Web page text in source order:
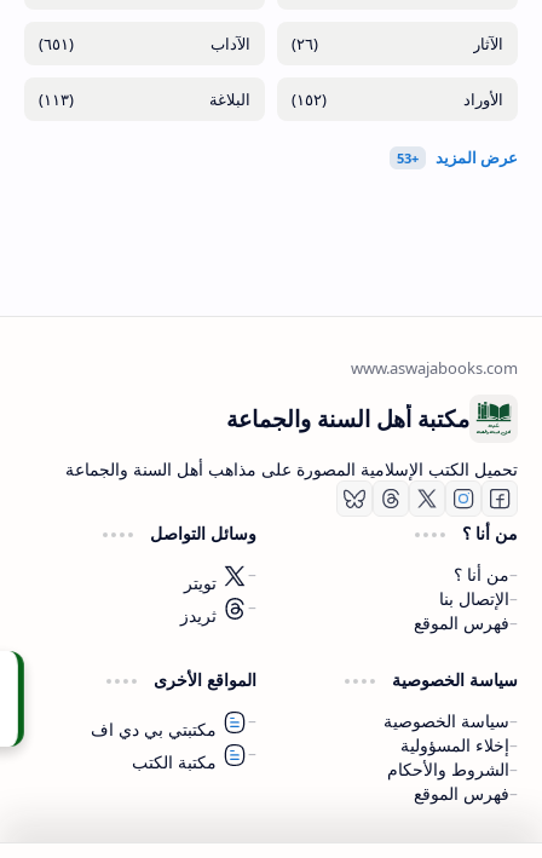
(٢٦) (٦٥١)
(١٥٢) (١١٣)
اشترك الآن
اشترك في قناتنا على تليجرام
مكتبة أهل السنة والجماعة
تحميل الكتب الإسلامية المصورة على مذاهب أهل السنة والجماعة
من أنا ؟
من أنا ؟
الإتصال بنا
فهرس الموقع
وسائل التواصل
تويتر
ثريدز
سياسة الخصوصية
سياسة الخصوصية
إخلاء المسؤولية
الشروط والأحكام
فهرس الموقع
المواقع الأخرى
مكتبتي بي دي اف
مكتبة الكتب